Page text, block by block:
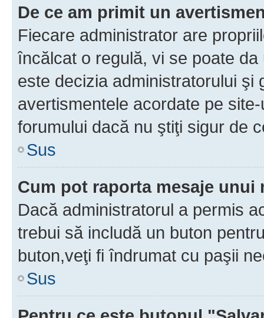
De ce am primit un
Fiecare administrator are
încălcat o regulă, vi se poate
este decizia administratorului şi
avertismentele acordate pe
forumului dacă nu ştiţi sigur de
Sus
Cum pot raporta mesaje unui
Dacă administratorul a permis
trebui să includă un buton
buton,veţi fi îndrumat cu paşii
Sus